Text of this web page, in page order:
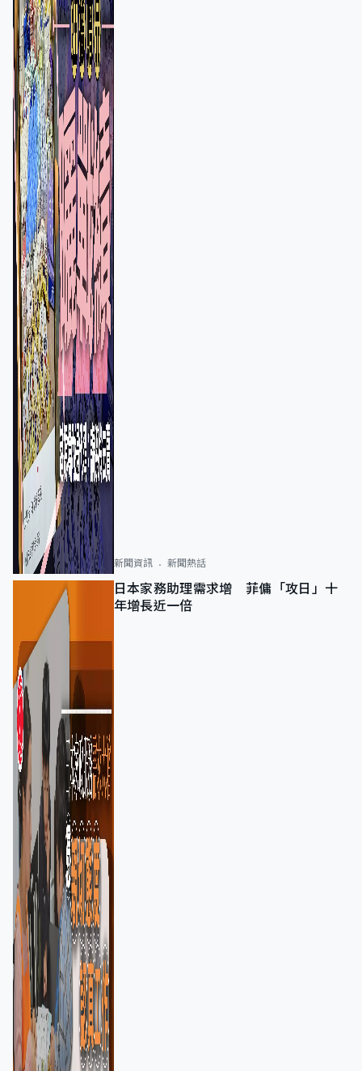
新聞資訊 新聞熱話
日本家務助理需求增 菲傭「攻日」十
年增長近一倍